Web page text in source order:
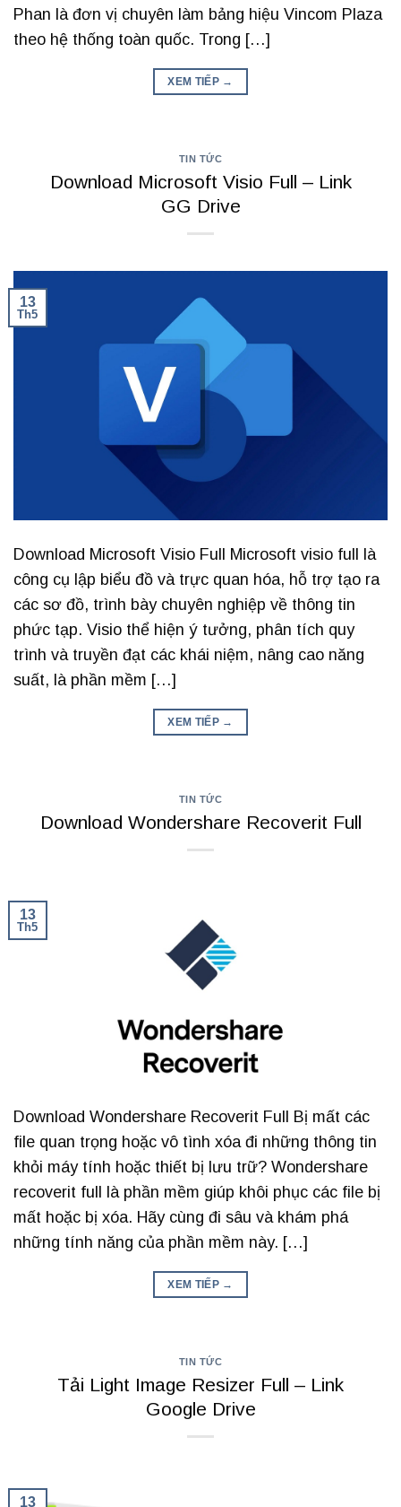
Phan là đơn vị chuyên làm bảng hiệu Vincom Plaza
theo hệ thống toàn quốc. Trong […]
XEM TIẾP →
TIN TỨC
Download Microsoft Visio Full – Link
GG Drive
13
Th5
Download Microsoft Visio Full Microsoft visio full là
công cụ lập biểu đồ và trực quan hóa, hỗ trợ tạo ra
các sơ đồ, trình bày chuyên nghiệp về thông tin
phức tạp. Visio thể hiện ý tưởng, phân tích quy
trình và truyền đạt các khái niệm, nâng cao năng
suất, là phần mềm […]
XEM TIẾP →
TIN TỨC
Download Wondershare Recoverit Full
13
Th5
Download Wondershare Recoverit Full Bị mất các
file quan trọng hoặc vô tình xóa đi những thông tin
khỏi máy tính hoặc thiết bị lưu trữ? Wondershare
recoverit full là phần mềm giúp khôi phục các file bị
mất hoặc bị xóa. Hãy cùng đi sâu và khám phá
những tính năng của phần mềm này. […]
XEM TIẾP →
TIN TỨC
Tải Light Image Resizer Full – Link
Google Drive
13